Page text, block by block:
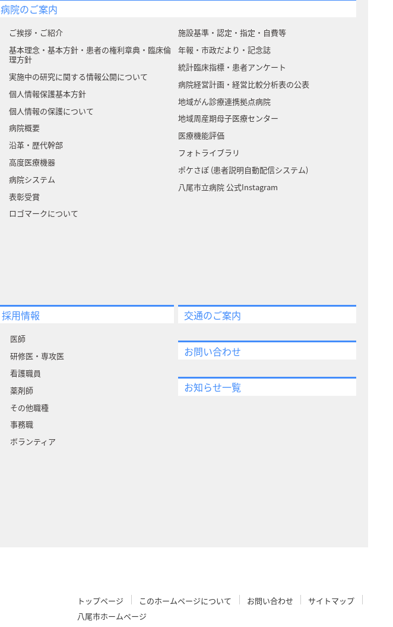
病院のご案内
ご挨拶・ご紹介
基本理念・基本方針・患者の権利章典・臨床倫
理方針
実施中の研究に関する情報公開について
個人情報保護基本方針
個人情報の保護について
病院概要
沿革・歴代幹部
高度医療機器
病院システム
表彰受賞
ロゴマークについて
施設基準・認定・指定・自費等
年報・市政だより・記念誌
統計臨床指標・患者アンケート
病院経営計画・経営比較分析表の公表
地域がん診療連携拠点病院
地域周産期母子医療センター
医療機能評価
フォトライブラリ
ポケさぽ (患者説明自動配信システム)
八尾市立病院 公式Instagram
採用情報
医師
研修医・専攻医
看護職員
薬剤師
その他職種
事務職
ボランティア
交通のご案内
お問い合わせ
お知らせ一覧
トップページ このホームページについて お問い合わせ
サイトマップ
八尾市ホームページ